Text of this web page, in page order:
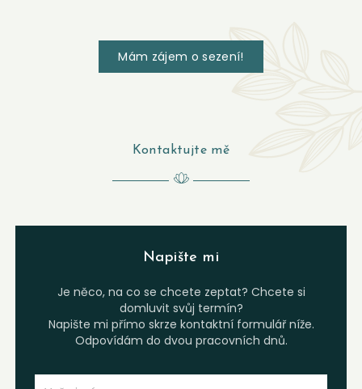
Mám zájem o sezení!
Kontaktujte mě
Napište mi
Je něco, na co se chcete zeptat? Chcete si
domluvit svůj termín?
Napište mi přímo skrze kontaktní formulář níže.
Odpovídám do dvou pracovních dnů.